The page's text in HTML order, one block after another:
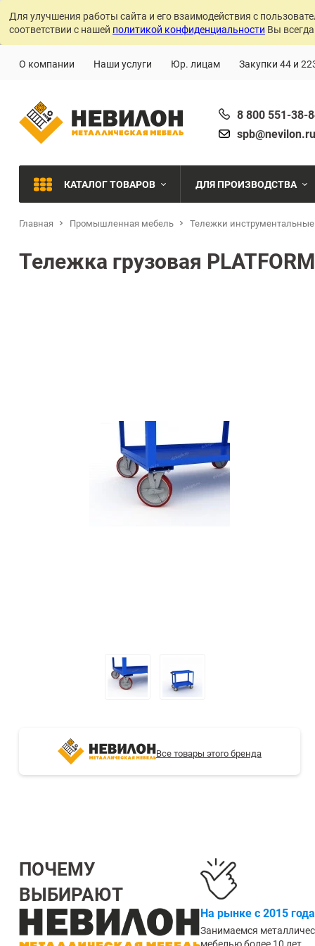
Для улучшения работы сайта и его взаимодействия с
соответствии с нашей политикой конфиденциальности Вы
О компании Наши услуги Юр. лицам Закупки 44 и
8 800 551-38-
spb@nevilon.ru
ПЛАТФОРМЕННЫЕ ТЕЛЕЖКИ
МЕДИЦИНСКАЯ МЕБЕЛЬ
СТЕЛЛАЖИ БУ С УЦЕНКОЙ
КАТАЛОГ ТОВАРОВ
Швейное производство
Металлообработка
Фармацевтическое
ДЛЯ ПРОИЗВОДСТВА
Главная Промышленная мебель Тележки инструментальные
Тележка грузовая
Все товары этого бренда
ПОЧЕМУ
ВЫБИРАЮТ
На рынке с 2015 года
Занимаемся